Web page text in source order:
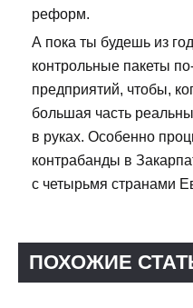
реформ.
А пока ты будешь из
контрольные пакеты
предприятий, чтобы,
большая часть
в руках. Особенно
контрабанды в
с четырьмя странами
ПОХОЖИЕ